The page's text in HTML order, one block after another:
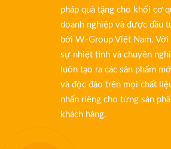
pháp quà tặng cho khối cơ
doanh nghiệp và được đầu
bởi W-Group Việt Nam. Với
sự nhiệt tình và chuyên
luôn tạo ra các sản phẩm
và độc đáo trên mọi chất
nhấn riêng cho từng sản
khách hàng.